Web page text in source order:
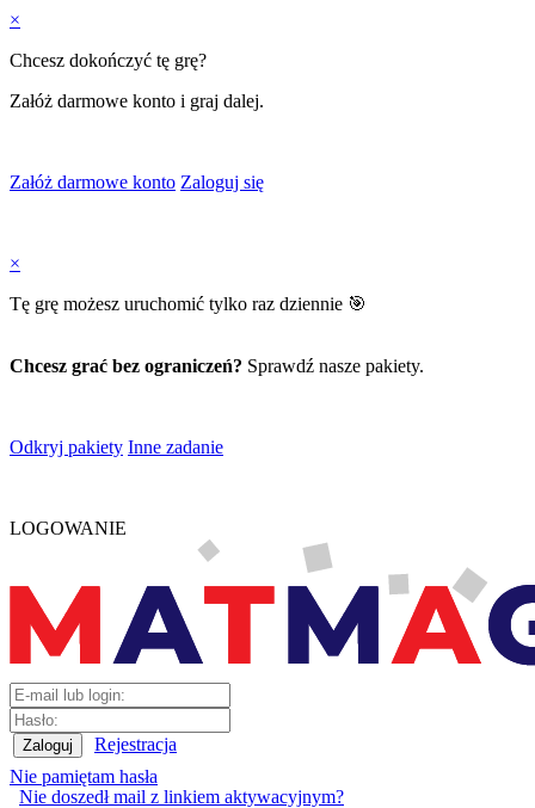
×
Chcesz dokończyć tę grę?
Załóż darmowe konto i graj dalej.
Załóż darmowe konto Zaloguj się
×
Tę grę możesz uruchomić tylko raz dziennie 🎯
Chcesz grać bez ograniczeń? Sprawdź nasze pakiety.
Odkryj pakiety Inne zadanie
LOGOWANIE
Rejestracja
Nie pamiętam hasła
Nie doszedł mail z linkiem aktywacyjnym?